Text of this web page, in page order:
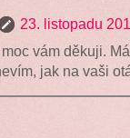
23. listopadu
vám děkuji.
jak na vaši